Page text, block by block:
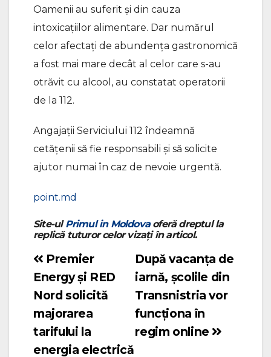
Oamenii au suferit și din cauza
intoxicațiilor alimentare. Dar numărul
celor afectați de abundența gastronomică
a fost mai mare decât al celor care s-au
otrăvit cu alcool, au constatat operatorii
de la 112.
Angajații Serviciului 112 îndeamnă
cetățenii să fie responsabili și să solicite
ajutor numai în caz de nevoie urgentă.
point.md
Site-ulPrimul in Moldovaoferă dreptul la
replică tuturor celor vizați în articol.
Navigare
în
articole
După vacanța de
iarnă, școlile din
Transnistria vor
funcționa în
regim online
Premier
Energy și RED
Nord solicită
majorarea
tarifului la
energia electrică